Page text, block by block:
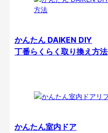
かんたん DAIKEN DIY
丁番らくらく取り換え方法
かんたん室内ドア